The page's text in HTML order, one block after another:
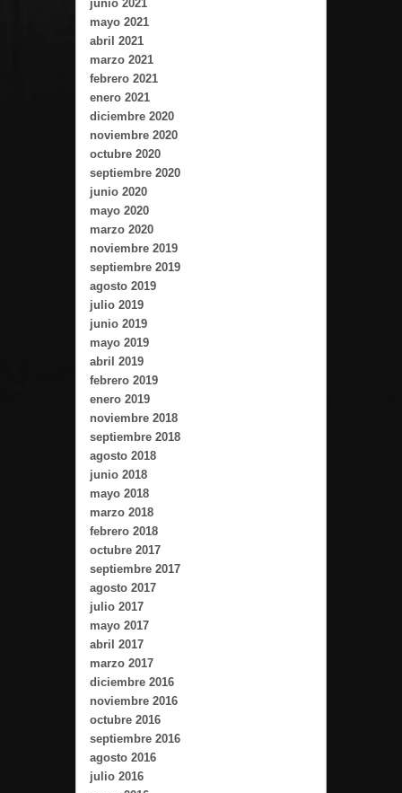
junio 2021
mayo 2021
abril 2021
marzo 2021
febrero 2021
enero 2021
diciembre 2020
noviembre 2020
octubre 2020
septiembre 2020
junio 2020
mayo 2020
marzo 2020
noviembre 2019
septiembre 2019
agosto 2019
julio 2019
junio 2019
mayo 2019
abril 2019
febrero 2019
enero 2019
noviembre 2018
septiembre 2018
agosto 2018
junio 2018
mayo 2018
marzo 2018
febrero 2018
octubre 2017
septiembre 2017
agosto 2017
julio 2017
mayo 2017
abril 2017
marzo 2017
diciembre 2016
noviembre 2016
octubre 2016
septiembre 2016
agosto 2016
julio 2016